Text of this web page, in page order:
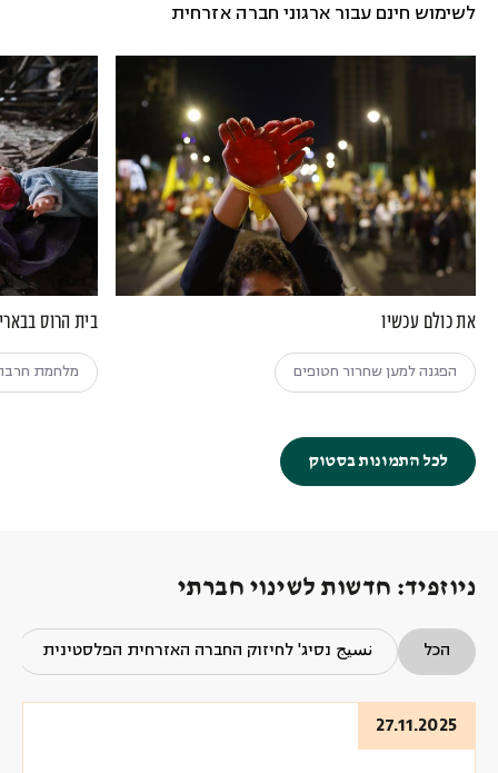
לשימוש חינם עבור ארגוני חברה אזרחית
את כולם עכשיו
הפגנה למען שחרור חטופים
בית הרוס בבארי
מלחמת
לכל התמונות בסטוק
ניוזפיד: חדשות לשינוי חברתי
הכל نسيج נסיג' לחיזוק החברה האזרחית הפלסטינית
27.11.2025